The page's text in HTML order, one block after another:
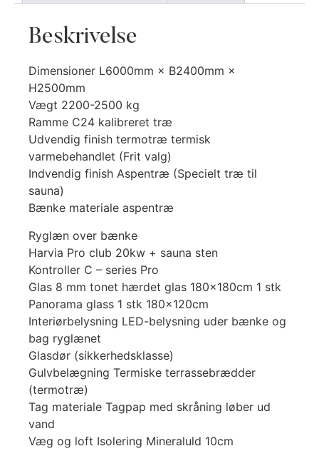
Beskrivelse
Dimensioner L6000mm × B2400mm ×
H2500mm
Vægt 2200-2500 kg
Ramme C24 kalibreret træ
Udvendig finish termotræ termisk
varmebehandlet (Frit valg)
Indvendig finish Aspentræ (Specielt træ til
sauna)
Bænke materiale aspentræ
Ryglæn over bænke
Harvia Pro club 20kw + sauna sten
Kontroller C – series Pro
Glas 8 mm tonet hærdet glas 180x180cm 1 stk
Panorama glass 1 stk 180x120cm
Interiørbelysning LED-belysning uder bænke og
bag ryglænet
Glasdør (sikkerhedsklasse)
Gulvbelægning Termiske terrassebrædder
(termotræ)
Tag materiale Tagpap med skråning løber ud
vand
Væg og loft Isolering Mineraluld 10cm